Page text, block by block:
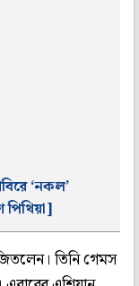
‘নকল’
পিথিয়া]
তিনি গেমস